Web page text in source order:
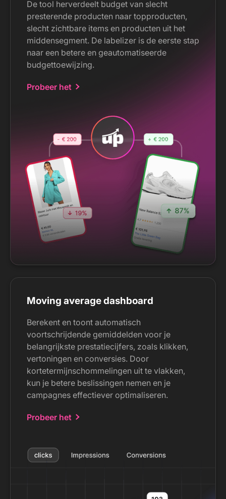
De tool herverdeelt budget van slecht
presterende producten naar topproducten,
slecht zichtbare items en producten uit het
middensegment. De labelizer is de eerste stap
naar een betere en geautomatiseerde
budgettoewijzing.
Probeer het
Moving average dashboard
Berekent en toont automatisch
voortschrijdende gemiddelden voor je
belangrijkste prestatiecijfers, zoals klikken,
vertoningen en conversies. Door
kortetermijnschommelingen uit te vlakken,
kun je betere beslissingen nemen en je
campagnes effectiever optimaliseren.
Probeer het